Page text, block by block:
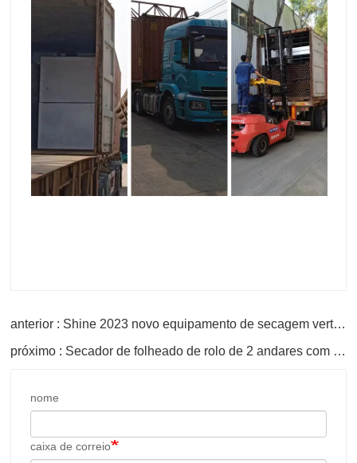
anterior : Shine 2023 novo equipamento de secagem vertical de folheados
próximo : Secador de folheado de rolo de 2 andares com largura de trabalho de 3,75 metros
nome
caixa de correio